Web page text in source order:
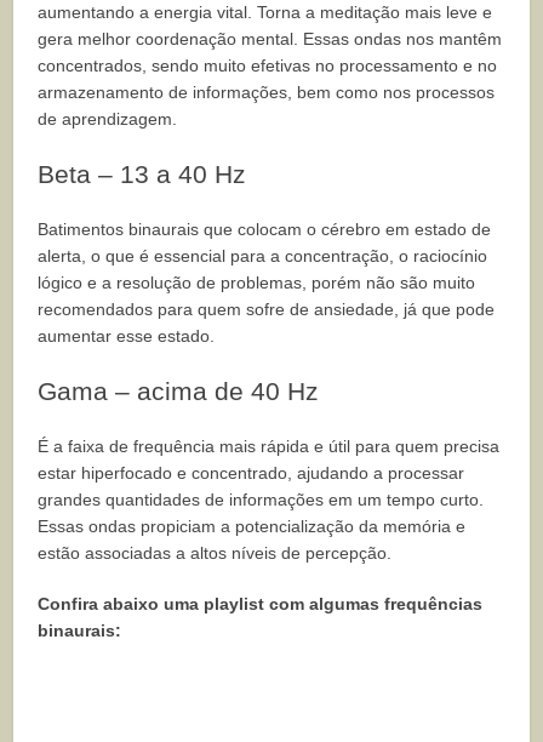
aumentando a energia vital. Torna a meditação mais leve e
gera melhor coordenação mental. Essas ondas nos mantêm
concentrados, sendo muito efetivas no processamento e no
armazenamento de informações, bem como nos processos
de aprendizagem.
Beta – 13 a 40 Hz
Batimentos binaurais que colocam o cérebro em estado de
alerta, o que é essencial para a concentração, o raciocínio
lógico e a resolução de problemas, porém não são muito
recomendados para quem sofre de ansiedade, já que pode
aumentar esse estado.
Gama – acima de 40 Hz
É a faixa de frequência mais rápida e útil para quem precisa
estar hiperfocado e concentrado, ajudando a processar
grandes quantidades de informações em um tempo curto.
Essas ondas propiciam a potencialização da memória e
estão associadas a altos níveis de percepção.
Confira abaixo uma playlist com algumas frequências
binaurais: